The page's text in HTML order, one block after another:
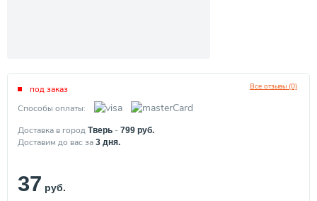
Все отзывы (0)
под заказ
Способы оплаты:
Доставка в город Тверь - 799 руб.
Доставим до вас за 3 дня.
37 руб.